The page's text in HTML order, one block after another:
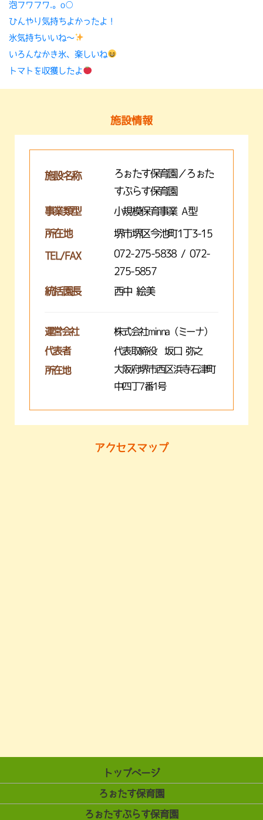
泡フワフワ.。o○
ひんやり気持ちよかったよ！
氷気持ちいいね〜
いろんなかき氷、楽しいね
トマトを収獲したよ
施設情報
施設名称
ろぉたす保育園／ろぉた
すぷらす保育園
事業類型
小規模保育事業 A型
所在地 堺市堺区今池町1丁3-15
TEL/FAX
072-275-5838 / 072-
275-5857
統括園長
西中 絵美
運営会社 株式会社minna（ミーナ）
代表者 代表取締役 坂口 弥之
所在地
大阪府堺市西区浜寺石津町
中四丁7番1号
アクセスマップ
トップページ
ろぉたす保育園
ろぉたすぷらす保育園